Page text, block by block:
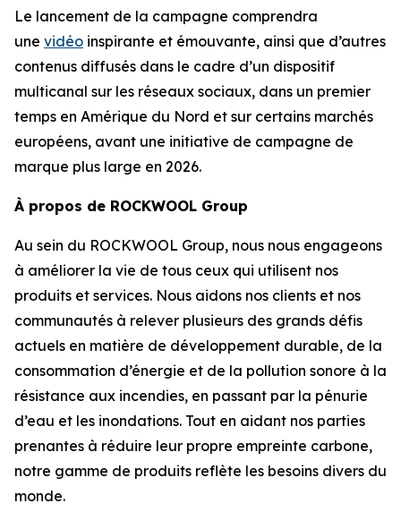
Le lancement de la campagne comprendra
une vidéo inspirante et émouvante, ainsi que d’autres
contenus diffusés dans le cadre d’un dispositif
multicanal sur les réseaux sociaux, dans un premier
temps en Amérique du Nord et sur certains marchés
européens, avant une initiative de campagne de
marque plus large en 2026.
À propos de ROCKWOOL Group
Au sein du ROCKWOOL Group, nous nous engageons
à améliorer la vie de tous ceux qui utilisent nos
produits et services. Nous aidons nos clients et nos
communautés à relever plusieurs des grands défis
actuels en matière de développement durable, de la
consommation d’énergie et de la pollution sonore à la
résistance aux incendies, en passant par la pénurie
d’eau et les inondations. Tout en aidant nos parties
prenantes à réduire leur propre empreinte carbone,
notre gamme de produits reflète les besoins divers du
monde.